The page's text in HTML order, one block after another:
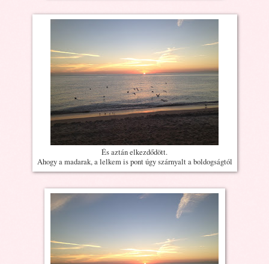
És aztán elkezdődött.
Ahogy a madarak, a lelkem is pont úgy szárnyalt a boldogságtól